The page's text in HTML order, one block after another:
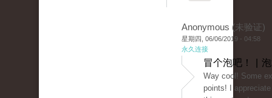
Anonymous (未验证)
星期四, 06/06/2019 - 04:58
永久连接
冒个泡吧！ |
Way cool! Some
points! I